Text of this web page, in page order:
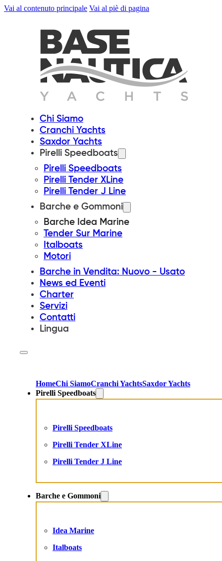
Vai al contenuto principale Vai al piè di pagina
Chi Siamo
Cranchi Yachts
Saxdor Yachts
Pirelli Speedboats
Pirelli Speedboats
Pirelli Tender XLine
Pirelli Tender J Line
Barche e Gommoni
Barche Idea Marine
Tender Sur Marine
Italboats
Motori
Barche in Vendita: Nuovo - Usato
News ed Eventi
Charter
Servizi
Contatti
Lingua
HomeChi SiamoCranchi YachtsSaxdor Yachts
Pirelli Speedboats
Pirelli Speedboats
Pirelli Tender XLine
Pirelli Tender J Line
Barche e Gommoni
Idea Marine
Italboats